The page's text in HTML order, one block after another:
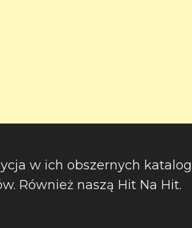
w ich obszernych
Również naszą Hit Na Hit.